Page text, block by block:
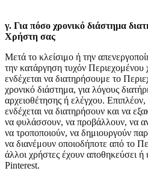
γ. Για πόσο χρονικό διάστημα
Χρήστη σας
Μετά το κλείσιμο ή την
την κατάργηση τυχόν Περιεχομένου
ενδέχεται να διατηρήσουμε το
χρονικό διάστημα, για λόγους
αρχειοθέτησης ή ελέγχου.
ενδέχεται να διατηρήσουν και να
να φυλάσσουν, να προβάλλουν, να
να τροποποιούν, να δημιουργούν
να διανέμουν οποιοδήποτε από το
άλλοι χρήστες έχουν αποθηκεύσει ή
Pinterest.